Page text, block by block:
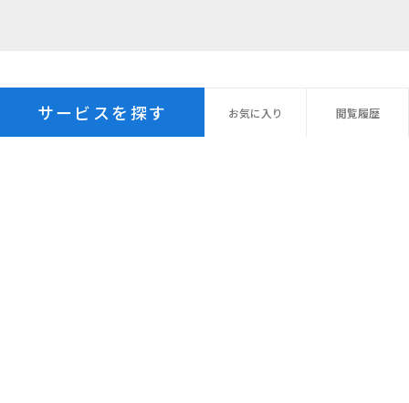
サービスを探す お気に 入り 閲覧履歴
プライバシーポリシー
パーソナルデータ指針